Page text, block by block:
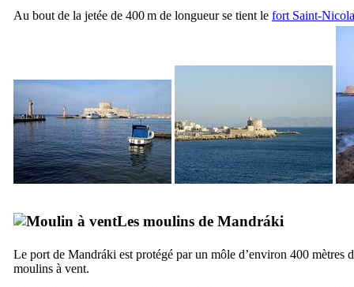
Au bout de la jetée de 400 m de longueur se tient le fort Saint-
Les moulins de Mandráki
Le port de Mandráki est protégé par un môle d’environ 400 mètres
moulins à vent.